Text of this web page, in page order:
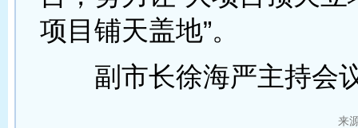
项目铺天盖地”。
副市长徐海严主持会
来